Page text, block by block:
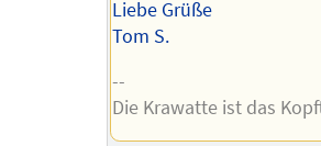
Liebe Grüße
Tom S.
--
Die Krawatte ist das